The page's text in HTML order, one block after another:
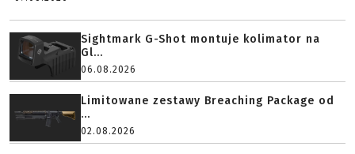
Sightmark G-Shot montuje kolimator na
Gl...
06.08.2026
Limitowane zestawy Breaching Package od
...
02.08.2026